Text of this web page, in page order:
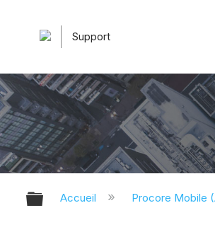
Support
Développer/
Accueil Procore Mobile